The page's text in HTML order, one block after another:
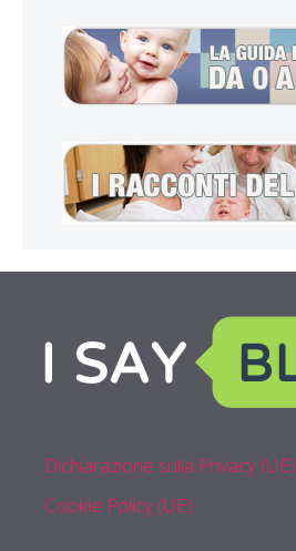
Dichiarazione sulla Privacy (UE)
Cookie Policy (UE)